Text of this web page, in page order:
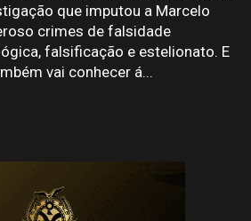
que imputou a Marcelo
crimes de falsidade
falsificação e estelionato. E
vai conhecer á...